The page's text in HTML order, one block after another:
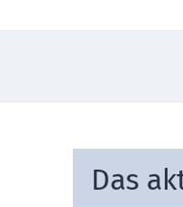
Das